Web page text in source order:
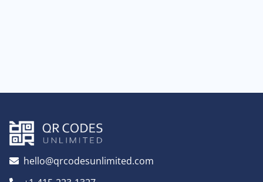
hello@qrcodesunlimited.com